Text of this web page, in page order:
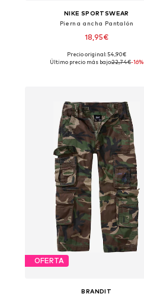
NIKE SPORTSWEAR
Pierna ancha Pantalón
18,95€
Disponible en muchas tallas
Precio original: 54,90€
Último precio más bajo:22,74€-16%
OFERTA
BRANDIT